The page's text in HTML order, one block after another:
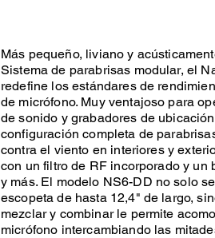
Más pequeño, liviano y
Sistema de parabrisas modular, el
redefine los estándares de
de micrófono. Muy ventajoso para
de sonido y grabadores de
configuración completa de
contra el viento en interiores y
con un filtro de RF incorporado y un
y más. El modelo NS6-DD no solo
escopeta de hasta 12,4" de largo,
mezclar y combinar le permite
micrófono intercambiando las